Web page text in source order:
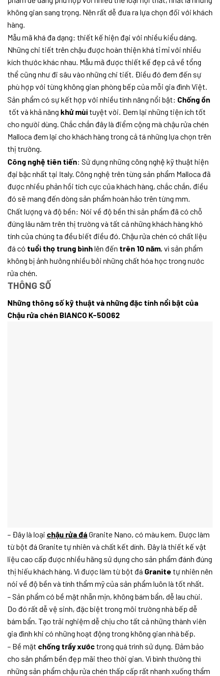
không gian sang trọng. Nên rất dễ đưa ra lựa chọn đối với khách
hàng.
Mẫu mã khá đa dạng: thiết kế hiện đại với nhiều kiểu dáng.
Những chi tiết trên chậu được hoàn thiện khá tỉ mỉ với nhiều
kích thước khác nhau. Mẫu mã được thiết kế đẹp cả về tổng
thể cũng như đi sâu vào những chi tiết. Điều đó đem đến sự
phù hợp với từng không gian phòng bếp của mỗi gia đình Việt.
Sản phẩm có sự kết hợp với nhiều tính năng nổi bật: Chống ồn​
tốt và khả năng khử mùituyệt vời. Đem lại những tiện ích tốt
cho người dùng. Chắc chắn đây là điểm cộng mà chậu rửa chén
Malloca đem lại cho khách hàng trong cả tá những lựa chọn trên
thị trường.
Công nghệ tiên tiến: Sử dụng những công nghệ kỹ thuật hiện
đại bậc nhất tại Italy. Công nghệ trên từng sản phẩm Malloca đã
được nhiều phản hồi tích cực của khách hàng, chắc chắn, điều
đó sẽ mang đến dòng sản phẩm hoàn hảo trên từng mm.
Chất lượng và độ bền: Nói về độ bền thì sản phẩm đã có chỗ
đứng lâu năm trên thị trường và tất cả những khách hàng khó
tính của chúng ta đều biết điều đó. Chậu rửa chén có chất liệu
đá có tuổi thọ trung bìnhlên đến trên 10 năm, vì sản phẩm
không bị ảnh hưởng nhiều bởi những chất hóa học trong nước
rửa chén.
THÔNG SỐ
Những thông số kỹ thuật và những đặc tính nổi bật của
Chậu rửa chén BIANCO K-50062
– Đây là loại chậu rửa đáGranite Nano, có màu kem. Được làm
từ bột đá Granite tự nhiên và chất kết dính. Đây là thiết kế vật
liệu cao cấp được nhiều hãng sử dụng cho sản phẩm đánh đúng
thị hiếu khách hàng. Vì được làm từ bột đá Granite tự nhiên nên
nói về độ bền và tính thẩm mỹ của sản phẩm luôn là tốt nhất.
– Sản phẩm có bề mặt nhẵn mịn, không bám bẩn, dễ lau chùi.
Do đó rất dễ vệ sinh, đặc biệt trong môi trường nhà bếp dễ
bám bẩn. Tạo trải nghiệm dễ chịu cho tất cả những thành viên
gia đình khi có những hoạt động trong không gian nhà bếp.
– Bề mặt chống trầy xướctrong quá trình sử dụng. Đảm bảo
cho sản phẩm bền đẹp mãi theo thời gian. Vì bình thường thì
những sản phẩm chậu rửa chén thấp cấp rất nhanh xuống thẩm